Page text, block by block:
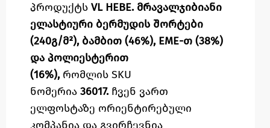
პროდუქტს VL HEBE. მრავალჯიბიანი
ელასტიური ბერმუდის შორტები
(240გ/მ²), ბამბით (46%), EME-თ (38%)
და პოლიესტერით
(16%), რომლის SKU
ნომერია 36017. ჩვენ ვართ
ელფოსტაზე ორიენტირებული
კომპანია და გვირჩევნია